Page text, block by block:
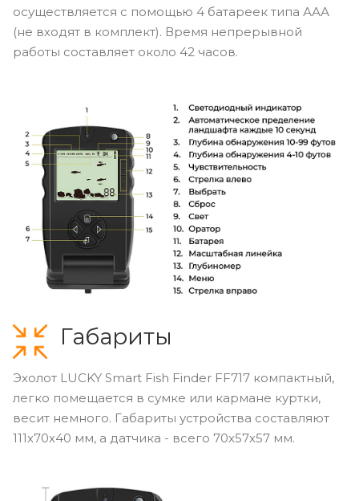
осуществляется с помощью 4 батареек типа ААА
(не входят в комплект). Время непрерывной
работы составляет около 42 часов.
Габариты
Эхолот LUCKY Smart Fish Finder FF717 компактный,
легко помещается в сумке или кармане куртки,
весит немного. Габариты устройства составляют
111х70х40 мм, а датчика - всего 70х57х57 мм.